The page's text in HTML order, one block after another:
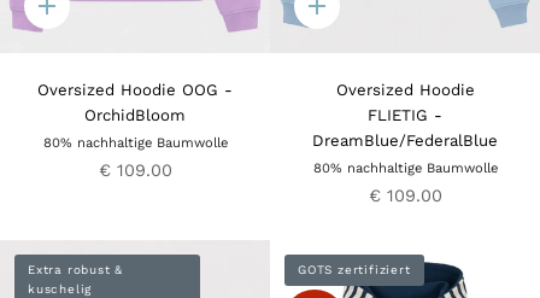
Quick
Oversized Hoodie OOG -
OrchidBloom
80% nachhaltige Baumwolle
€ 109.00
Quick
add
Oversized Hoodie
FLIETIG -
DreamBlue/FederalBlue
80% nachhaltige Baumwolle
€ 109.00
Extra robust &
kuschelig
GOTS zertifiziert